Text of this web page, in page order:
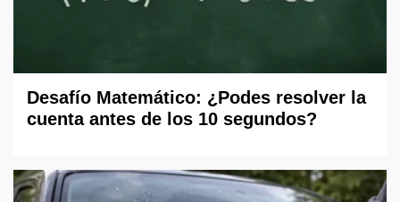
Desafío Matemático: ¿Podes resolver la
cuenta antes de los 10 segundos?